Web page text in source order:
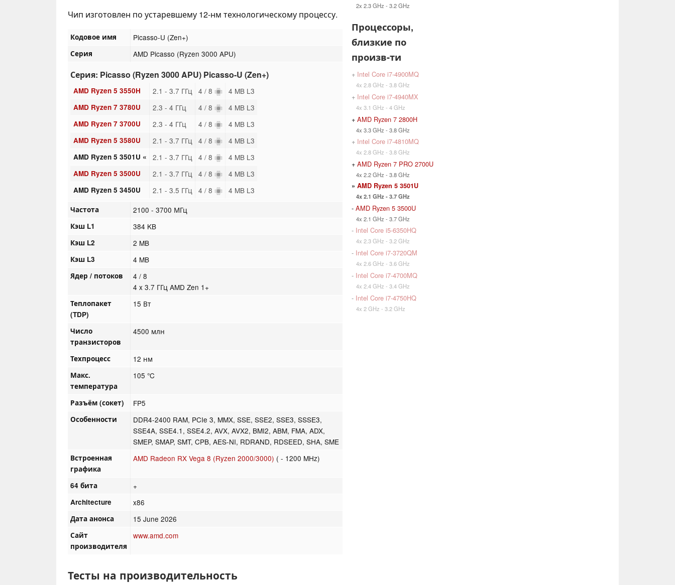
Чип изготовлен по устаревшему 12-нм технологическому процессу.
Кодовое имя Picasso-U (Zen+)
Серия AMD Picasso (Ryzen 3000 APU)
Серия: Picasso (Ryzen 3000 APU) Picasso-U (Zen+)
AMD Ryzen 5 3550H 2.1 - 3.7 ГГц 4 / 8 4 MB L3
AMD Ryzen 7 3780U 2.3 - 4 ГГц 4 / 8 4 MB L3
AMD Ryzen 7 3700U 2.3 - 4 ГГц 4 / 8 4 MB L3
AMD Ryzen 5 3580U 2.1 - 3.7 ГГц 4 / 8 4 MB L3
AMD Ryzen 5 3501U « 2.1 - 3.7 ГГц 4 / 8 4 MB L3
AMD Ryzen 5 3500U 2.1 - 3.7 ГГц 4 / 8 4 MB L3
AMD Ryzen 5 3450U 2.1 - 3.5 ГГц 4 / 8 4 MB L3
Частота 2100 - 3700 МГц
Кэш L1 384 KB
Кэш L2 2 MB
Кэш L3 4 MB
Ядер / потоков
4 / 8
4 x 3.7 ГГц AMD Zen 1+
Теплопакет
(TDP)
15 Вт
Число
транзисторов
4500 млн
Техпроцесс 12 нм
Макс.
температура
105 °C
Разъём (сокет) FP5
Особенности
DDR4-2400 RAM, PCIe 3, MMX, SSE, SSE2, SSE3, SSSE3,
SSE4A, SSE4.1, SSE4.2, AVX, AVX2, BMI2, ABM, FMA, ADX,
SMEP, SMAP, SMT, CPB, AES-NI, RDRAND, RDSEED, SHA, SME
Встроенная
графика
AMD Radeon RX Vega 8 (Ryzen 2000/3000) ( - 1200 MHz)
64 бита +
Architecture x86
Дата анонса 15 June 2026
Сайт
производителя
www.amd.com
Тесты на производительность
2x 2.3 GHz - 3.2 GHz
Процессоры,
близкие по
произв-ти
+ Intel Core i7-4900MQ
4x 2.8 GHz - 3.8 GHz
+ Intel Core i7-4940MX
4x 3.1 GHz - 4 GHz
+ AMD Ryzen 7 2800H
4x 3.3 GHz - 3.8 GHz
+ Intel Core i7-4810MQ
4x 2.8 GHz - 3.8 GHz
+ AMD Ryzen 7 PRO 2700U
4x 2.2 GHz - 3.8 GHz
» AMD Ryzen 5 3501U
4x 2.1 GHz - 3.7 GHz
- AMD Ryzen 5 3500U
4x 2.1 GHz - 3.7 GHz
- Intel Core i5-6350HQ
4x 2.3 GHz - 3.2 GHz
- Intel Core i7-3720QM
4x 2.6 GHz - 3.6 GHz
- Intel Core i7-4700MQ
4x 2.4 GHz - 3.4 GHz
- Intel Core i7-4750HQ
4x 2 GHz - 3.2 GHz